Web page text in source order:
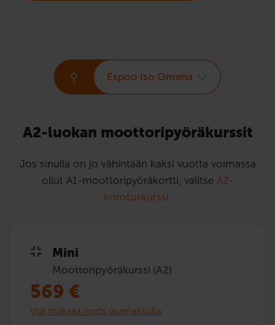
Espoo Iso Omena
A2-luokan moottori­pyörä­kurssit
Jos sinulla on jo vähintään kaksi vuotta voimassa
ollut A1-moottoripyöräkortti, valitse A2-
korotuskurssi.
Mini
Moottoripyöräkurssi (A2)
569 €
Voit maksaa myös osamaksulla